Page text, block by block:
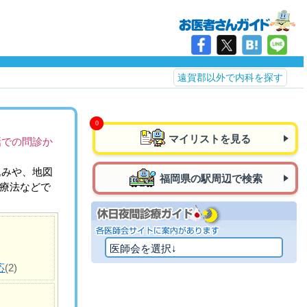
遠賀郡以外で内科を探す
の問診か
や、地図
法などで
(2)
マイリストを見る
福岡県の駅周辺で検索